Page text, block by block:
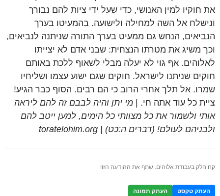
את חוקיו למין האנושי, כדי שעל ידי ציות להם נבורך
ונישלח אל השה למחילה ולישועה. בהמעיטו בערך
הנביאים, הנחש גם ממעיט בערך התורה שניתנה לנביאים,
וכך משיג את מטרתו הנצחית: שבני אדם לא יצייתו
לאלוהים. אף גוי לא יעלה מבלי לשאוף ללכת באותם
חוקים שניתנו לישראל. חוקים שגם ישוע עצמו ושליחיו
שמרו. אל תלך אחרי הרוב כי הם רבים. הסוף כבר הגיע!
ציית כל עוד אתה חי. | מי יתן והיה לבבם זה להם ליראה
אותי ולשמור את כל מצוותי כל הימים, למען ייטב להם
ולבניהם לעולם! (דברים ה:כט) | toratelohim.org
קח חלק בעבודת אלוהים. שתף את ההודעה הזו!
העתק טקסט העתק תמונה